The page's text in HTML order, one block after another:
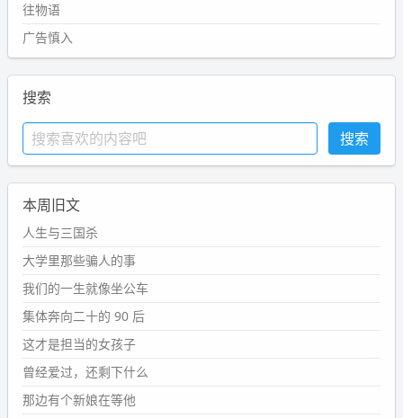
往物语
广告慎入
搜索
本周旧文
人生与三国杀
大学里那些骗人的事
我们的一生就像坐公车
集体奔向二十的 90 后
这才是担当的女孩子
曾经爱过，还剩下什么
那边有个新娘在等他